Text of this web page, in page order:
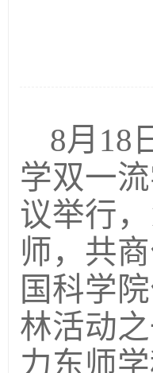
8月 18
学双一
议举行，
师，共
国科学
林活动之
力东师